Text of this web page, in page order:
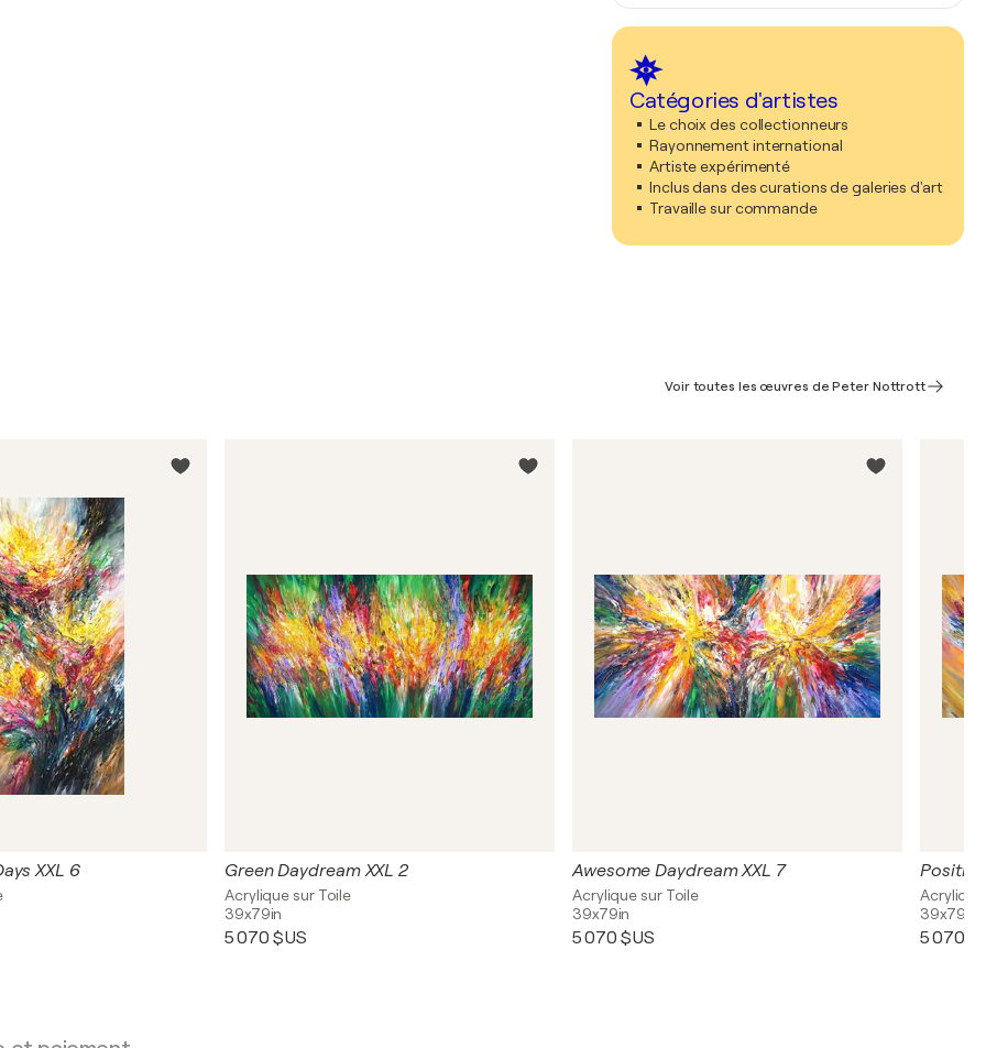
Catégories d'artistes
Le choix des collectionneurs
Rayonnement international
Artiste expérimenté
Inclus dans des curations de galeries d'art
Travaille sur commande
Voir toutes les œuvres de Peter Nottrott
XXL 6 Green Daydream XXL 2
Acrylique sur Toile
39x79in
5 070 $US
Awesome Daydream XXL 7
Acrylique sur Toile
39x79in
5 070 $US
Positive
39x79in
5 070